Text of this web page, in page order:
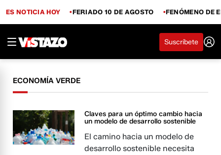
ES NOTICIA HOY FERIADO 10 DE AGOSTO FENÓMENO DE
Suscríbete
ECONOMÍA VERDE
Claves para un óptimo cambio hacia
un modelo de desarrollo sostenible
El camino hacia un modelo de
desarrollo sostenible necesita